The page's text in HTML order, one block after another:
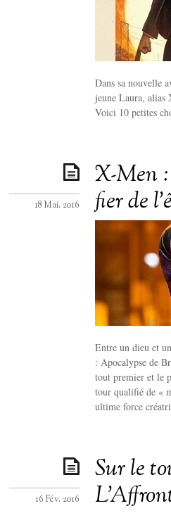
Dans sa nouvelle
jeune Laura, alias
Voici 10 petites
X-Men
fier de
18 Mai. 2016
Entre un dieu et
: Apocalypse de
tout premier et le
tour qualifié de «
ultime force
Sur le
16 Fév. 2016